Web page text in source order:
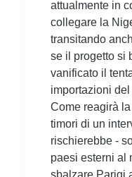
attualmente in
collegare la
transitando
se il progetto si
vanificato il
importazioni
Come reagirà
timori di un
rischierebbe -
paesi esterni al
sbalzare Parigi